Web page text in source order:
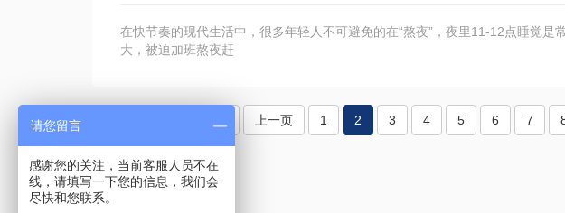
在快节奏的现代生活中，很多年轻人不可避免的在“熬夜”，夜里11-12点睡觉
大，被迫加班熬夜赶
上一页 1 2 3 4 5 6 7
请您留言
感谢您的关注，当前客服人员不在
线，请填写一下您的信息，我们会
尽快和您联系。